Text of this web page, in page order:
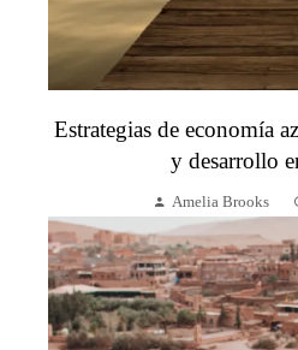
Estrategias de economía
y desarrollo
Amelia Brooks